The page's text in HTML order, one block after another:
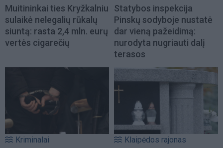
Muitininkai ties Kryžkalniu
sulaikė nelegalių rūkalų
siuntą: rasta 2,4 mln. eurų
vertės cigarečių
Statybos inspekcija
Pinskų sodyboje nustatė
dar vieną pažeidimą:
nurodyta nugriauti dalį
terasos
Kriminalai Klaipėdos rajonas